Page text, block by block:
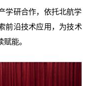
学研合作，依托北航学
前沿技术应用，为技术
能。